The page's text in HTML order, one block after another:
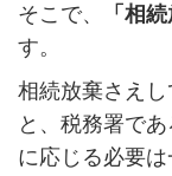
そこで、
「相
す。
相続放棄さえ
と、税務署で
に応じる必要は